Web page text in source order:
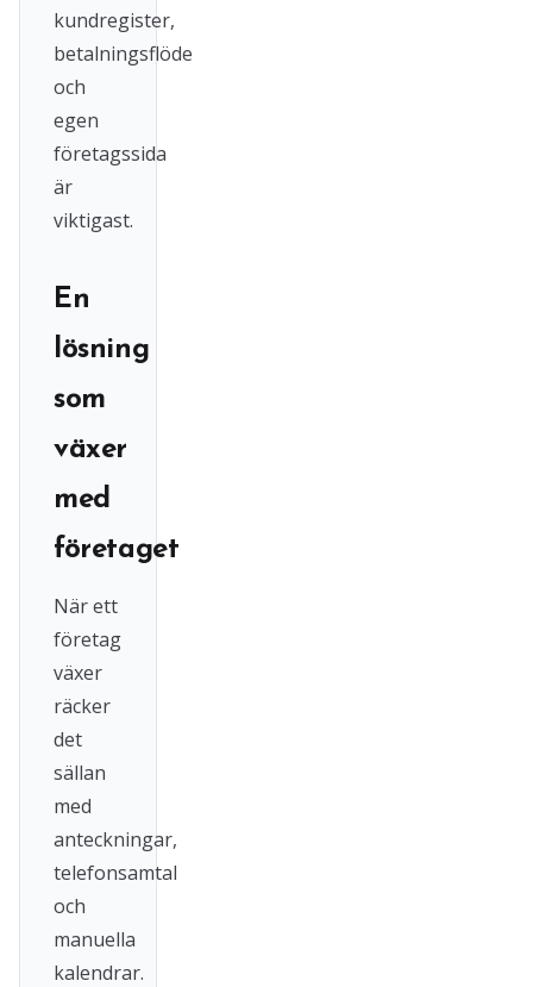
kundregister,
betalningsflöde
och
egen
företagssida
är
viktigast.
En
lösning
som
växer
med
företaget
När ett
företag
växer
räcker
det
sällan
med
anteckningar,
telefonsamtal
och
manuella
kalendrar.